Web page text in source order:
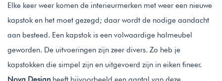
Elke keer weer komen de interieurmerken met weer een nieuwe
kapstok en het moet gezegd; daar wordt de nodige aandacht
aan besteed. Een kapstok is een volwaardige halmeubel
geworden. De uitvoeringen zijn zeer divers. Zo heb je
kapstokken die simpel zijn en uitgevoerd zijn in eiken fineer.